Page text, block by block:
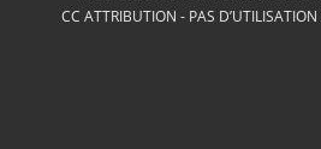
CC ATTRIBUTION - PAS